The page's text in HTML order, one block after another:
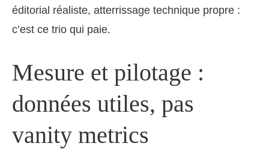
éditorial réaliste, atterrissage technique propre :
c’est ce trio qui paie.
Mesure et pilotage :
données utiles, pas
vanity metrics